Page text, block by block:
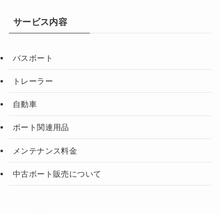
サービス内容
バスボート
トレーラー
自動車
ボート関連用品
メンテナンス料金
中古ボート販売について